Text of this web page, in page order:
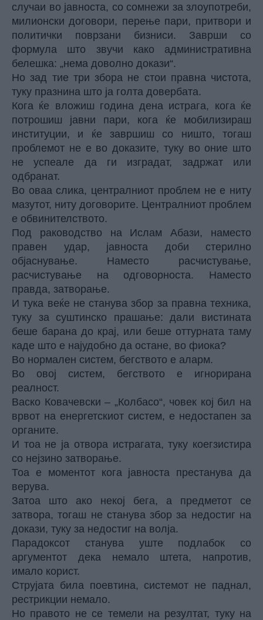
случаи во јавноста, со сомнежи за злоупотреби,
милионски договори, перење пари, притвори и
политички поврзани бизниси. Заврши со
формула што звучи како административна
белешка: „нема доволно докази“.
Но зад тие три збора не стои правна чистота,
туку празнина што ја голта довербата.
Кога ќе вложиш година дена истрага, кога ќе
потрошиш јавни пари, кога ќе мобилизираш
институции, и ќе завршиш со ништо, тогаш
проблемот не е во доказите, туку во оние што
не успеале да ги изградат, задржат или
одбранат.
Во оваа слика, централниот проблем не е ниту
мазутот, ниту договорите. Централниот проблем
е обвинителството.
Под раководство на Ислам Абази, наместо
правен удар, јавноста доби стерилно
објаснување. Наместо расчистување,
расчистување на одговорноста. Наместо
правда, затворање.
И тука веќе не станува збор за правна техника,
туку за суштинско прашање: дали вистината
беше барана до крај, или беше оттурната таму
каде што е најудобно да остане, во фиока?
Во нормален систем, бегството е аларм.
Во овој систем, бегството е игнорирана
реалност.
Васко Ковачевски – „Колбасо“, човек кој бил на
врвот на енергетскиот систем, е недостапен за
органите.
И тоа не ја отвора истрагата, туку коегзистира
со нејзино затворање.
Тоа е моментот кога јавноста престанува да
верува.
Затоа што ако некој бега, а предметот се
затвора, тогаш не станува збор за недостиг на
докази, туку за недостиг на волја.
Парадоксот станува уште подлабок со
аргументот дека немало штета, напротив,
имало корист.
Струјата била поевтина, системот не паднал,
рестрикции немало.
Но правото не се темели на резултат, туку на